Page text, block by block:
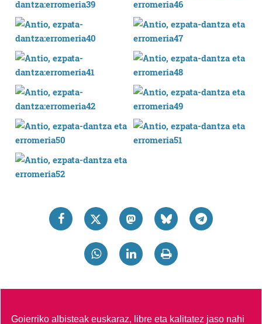
Goierriko albisteak euskaraz, libre eta kalitatez jaso nahi